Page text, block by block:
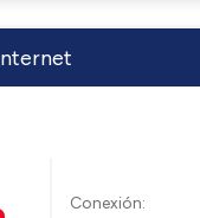
Conexión: